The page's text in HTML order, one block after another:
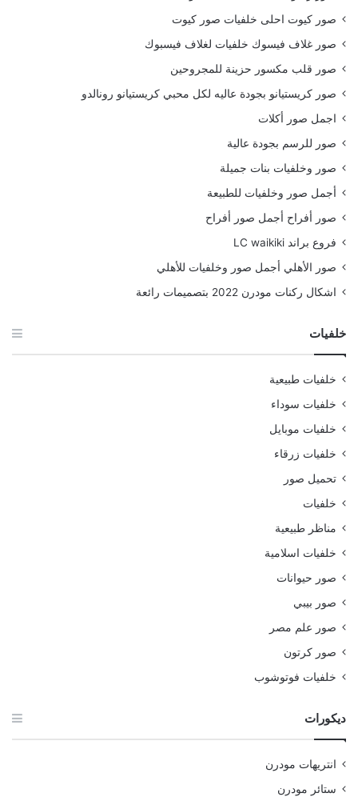
صور كيوت احلى خلفيات صور كيوت
صور غلاف فيسوك خلفيات لغلاف فيسبوك
صور قلب مكسور حزينة للمجروحين
صور كريستيانو بجودة عاليه لكل محبي كريستيانو رونالدو
اجمل صور أكلات
صور للرسم بجودة عالية
صور وخلفيات بنات جميلة
أجمل صور وخلفيات للطبيعة
صور أفراح أجمل صور أفراح
فروع براند LC waikiki
صور الأهلي أجمل صور وخلفيات للأهلي
اشكال ركنات مودرن 2022 بتصميمات رائعة
خلفيات
خلفيات طبيعية
خلفيات سوداء
خلفيات موبايل
خلفيات زرقاء
تحميل صور
خلفيات
مناظر طبيعية
خلفيات اسلامية
صور حيوانات
صور بيبي
صور علم مصر
صور كرتون
خلفيات فوتوشوب
ديكورات
انتريهات مودرن
ستائر مودرن